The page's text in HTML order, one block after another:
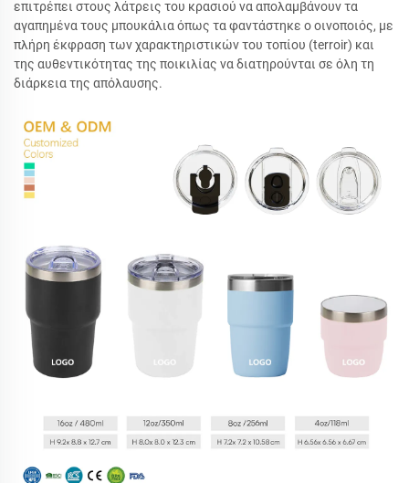
επιτρέπει στους λάτρεις του κρασιού να απολαμβάνουν τα
αγαπημένα τους μπουκάλια όπως τα φαντάστηκε ο οινοποιός, με
πλήρη έκφραση των χαρακτηριστικών του τοπίου (terroir) και
της αυθεντικότητας της ποικιλίας να διατηρούνται σε όλη τη
διάρκεια της απόλαυσης.